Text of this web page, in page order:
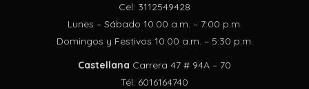
Cel: 3112549428
Lunes – Sábado 10:00 a.m. – 7:00 p.m.
Domingos y Festivos 10:00 a.m. – 5:30 p.m.
Castellana Carrera 47 # 94A – 70
Tél: 6016164740